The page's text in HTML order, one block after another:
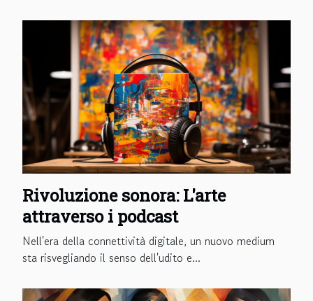
Rivoluzione sonora: L'arte
attraverso i podcast
Nell'era della connettività digitale, un nuovo medium
sta risvegliando il senso dell'udito e...